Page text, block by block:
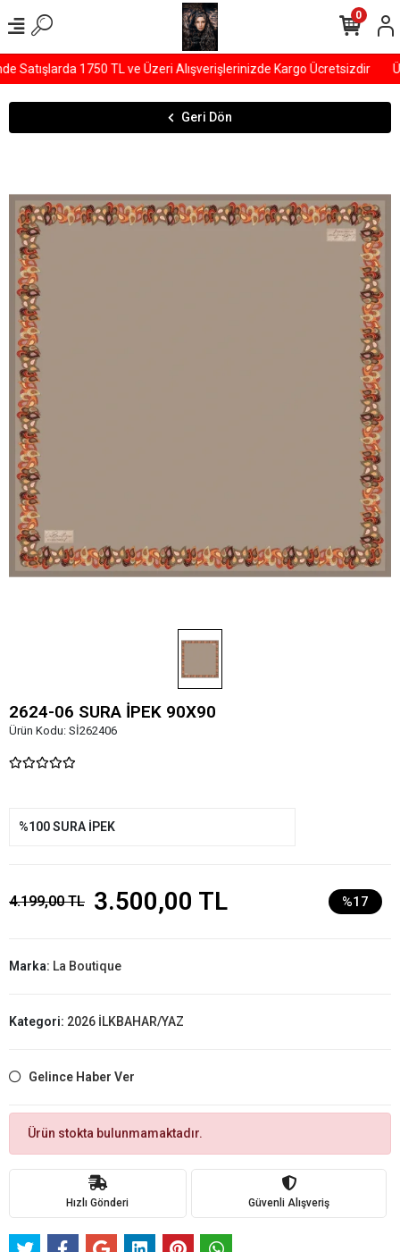
Satışlarda 1750 TL ve Üzeri Alışverişlerinizde Kargo Ücretsizdir
0
Geri Dön
2624-06 SURA İPEK 90X90
Ürün Kodu: Sİ262406
%100 SURA İPEK
4.199,00 TL 3.500,00 TL %17
Marka: La Boutique
Kategori: 2026 İLKBAHAR/YAZ
Gelince Haber Ver
Ürün stokta bulunmamaktadır.
Hızlı Gönderi Güvenli Alışveriş